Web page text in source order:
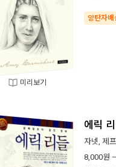
미리보기
양탄자배
에릭
자넷, 제
8,000원